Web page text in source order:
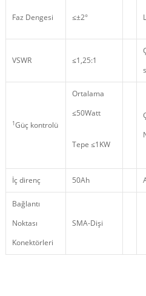
Faz Dengesi ≤±2°
VSWR ≤1,25:1
1Güç kontrolü
Ortalama
≤50Watt
Tepe ≤1KW
İç direnç 50Ah
Bağlantı
Noktası
Konektörleri
SMA-Dişi